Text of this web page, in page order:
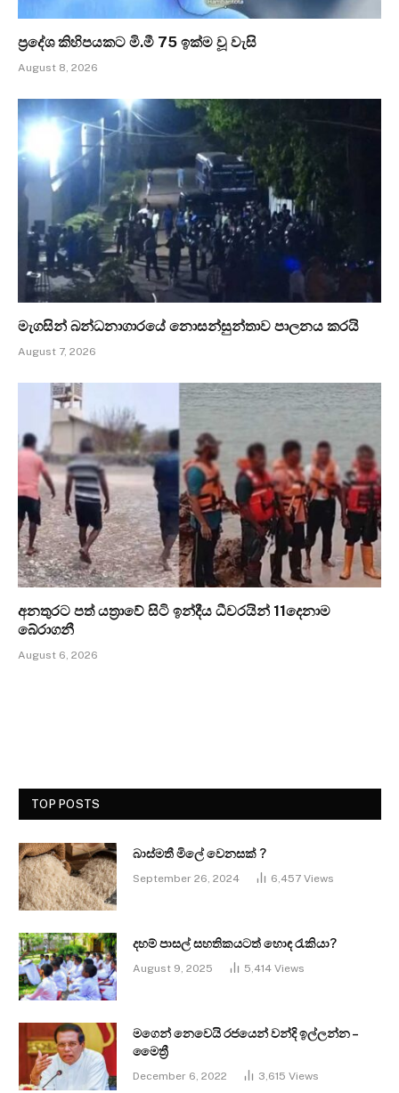
ප්‍රදේශ කිහිපයකට මි.මී 75 ඉක්ම වූ වැසි
August 8, 2026
මැගසින් බන්ධනාගාරයේ නොසන්සුන්තාව පාලනය කරයි
August 7, 2026
අනතුරට පත් යත්‍රාවේ සිටි ඉන්දීය ධීවරයින් 11දෙනාම
බේරාගනී
August 6, 2026
TOP POSTS
බාස්මතී මිලේ වෙනසක් ?
September 26, 2024 6,457 Views
දහම් පාසල් සහතිකයටත් හොඳ රැකියා?
August 9, 2025 5,414 Views
මගෙන් නෙවෙයි රජයෙන් වන්දි ඉල්ලන්න –
මෛත්‍රී
December 6, 2022 3,615 Views